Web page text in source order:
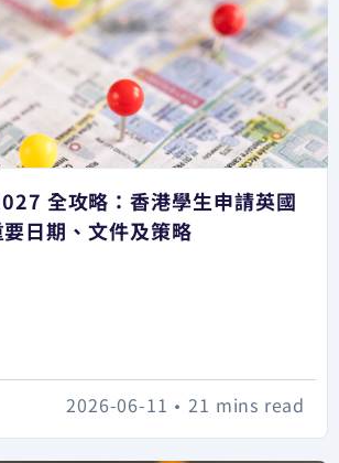
全攻略：香港學生申請英國
日期、文件及策略
21 mins read
•
2026-06-11